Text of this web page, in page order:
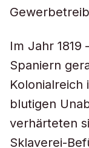
Im Jahr 1819
Spaniern
Kolonialreich
blutigen
verhärteten
Sklaverei-